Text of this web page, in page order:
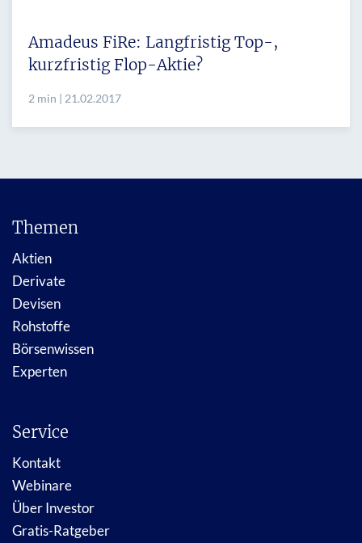
Amadeus FiRe: Langfristig Top-,
kurzfristig Flop-Aktie?
2 min | 21.02.2017
Themen
Aktien
Derivate
Devisen
Rohstoffe
Börsenwissen
Experten
Service
Kontakt
Webinare
Über Investor
Gratis-Ratgeber